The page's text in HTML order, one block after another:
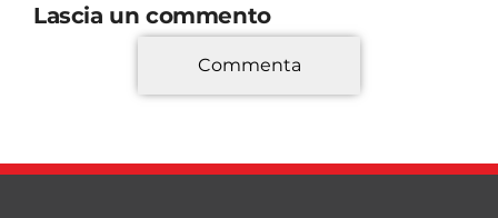
Lascia un commento
*
Commenta